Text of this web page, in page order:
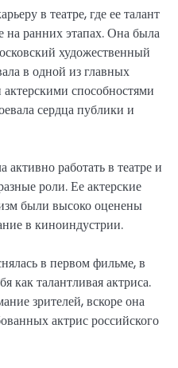
в театре, где ее талант
ранних этапах. Она была
художественный
в одной из главных
способностями
сердца публики и
работать в театре и
роли. Ее актерские
были высоко оценены
в киноиндустрии.
в первом фильме, в
как талантливая актриса.
зрителей, вскоре она
актрис российского